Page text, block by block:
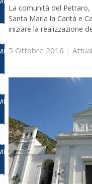
La comunità del
Santa Maria la Carità e
iniziare la realizzazione
5 Ottobre 2016 |